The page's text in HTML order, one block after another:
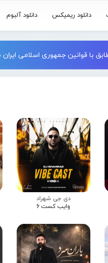
دانلود ریمیکس دانلود آلبوم
با قوانین جمهوری اسلامی ایران
دی جی شهراد
وایب کست 6